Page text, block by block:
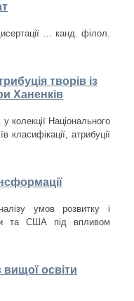
... канд. філол.
творів із
Ханенків
колекції Національного
атрибуції
умов розвитку і
та США під впливом
вищої освіти